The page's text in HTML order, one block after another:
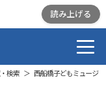
読み上げる
CULTRURAL
検索
西船橋子どもミュージ